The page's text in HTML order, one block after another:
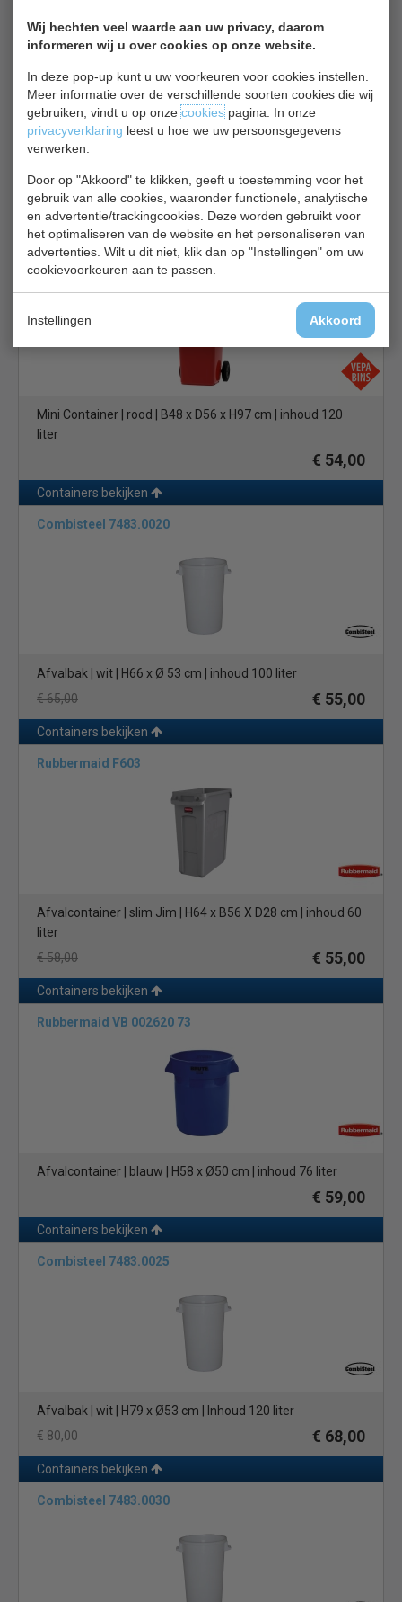
Wij hechten veel waarde aan uw privacy, daarom
informeren wij u over cookies op onze website.
In deze pop-up kunt u uw voorkeuren voor cookies instellen.
Meer informatie over de verschillende soorten cookies die wij
gebruiken, vindt u op onzecookiespagina. In onze
privacyverklaring leest u hoe we uw persoonsgegevens
verwerken.
Door op "Akkoord" te klikken, geeft u toestemming voor het
gebruik van alle cookies, waaronder functionele, analytische
en advertentie/trackingcookies. Deze worden gebruikt voor
het optimaliseren van de website en het personaliseren van
advertenties. Wilt u dit niet, klik dan op "Instellingen" om uw
cookievoorkeuren aan te passen.
Instellingen Akkoord
Vepabins 31006809
Mini Container | geel | B48 x D56 x H97 cm | inhoud 120 liter
€ 54,00
Containers bekijken
Vepabins 31006946
Mini Container | rood | B48 x D56 x H97 cm | inhoud 120
liter
€ 54,00
Containers bekijken
Combisteel 7483.0020
Afvalbak | wit | H66 x Ø 53 cm | inhoud 100 liter
€ 65,00
€ 55,00
Containers bekijken
Rubbermaid F603
Afvalcontainer | slim Jim | H64 x B56 X D28 cm | inhoud 60
liter
€ 58,00
€ 55,00
Containers bekijken
Rubbermaid VB 002620 73
Afvalcontainer | blauw | H58 x Ø50 cm | inhoud 76 liter
€ 59,00
Containers bekijken
Combisteel 7483.0025
Afvalbak | wit | H79 x Ø53 cm | Inhoud 120 liter
€ 80,00
€ 68,00
Containers bekijken
Combisteel 7483.0030